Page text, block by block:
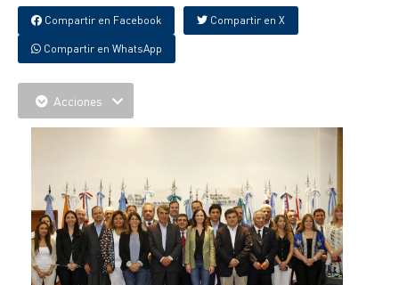
Compartir en Facebook Compartir en X
Compartir en WhatsApp
Acciones